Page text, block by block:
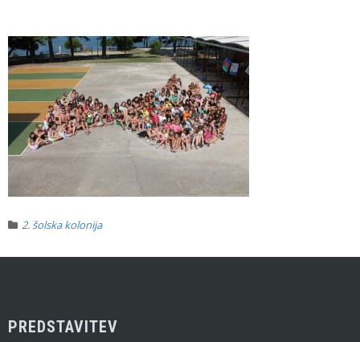
2. šolska kolonija
PREDSTAVITEV